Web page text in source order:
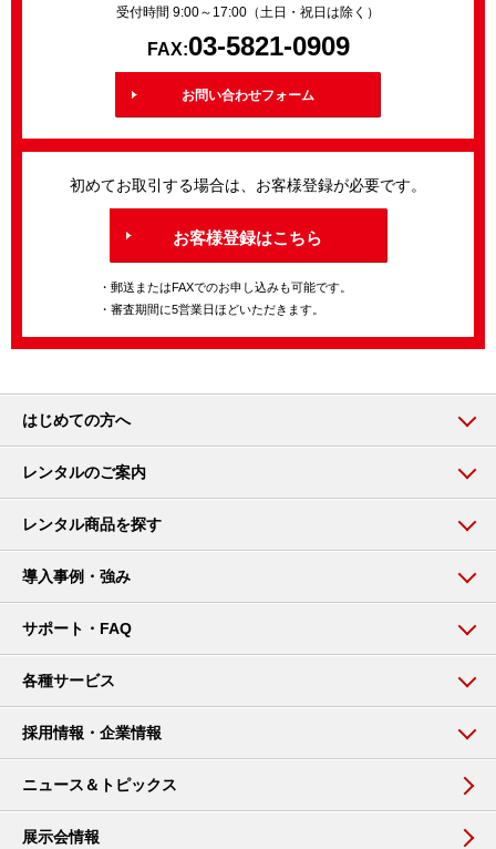
受付時間 9:00～17:00（土日・祝日は除く）
FAX:03-5821-0909
お問い合わせフォーム
初めてお取引する場合は、お客様登録が必要です。
お客様登録はこちら
・郵送またはFAXでのお申し込みも可能です。
・審査期間に5営業日ほどいただきます。
はじめての方へ
レンタルのご案内
レンタル商品を探す
導入事例・強み
サポート・FAQ
各種サービス
採用情報・企業情報
ニュース＆トピックス
展示会情報